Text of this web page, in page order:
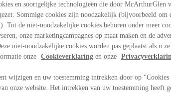
en soortgelijke technologieën die door McArthurGlen
Sommige cookies zijn noodzakelijk (bijvoorbeeld om
Tot de niet-noodzakelijke cookies behoren onder meer
onze marketingcampagnes op maat maken en de
niet-noodzakelijke cookies worden pas geplaatst als u ze
onze
Cookieverklaring en onze
wijzigen en uw toestemming intrekken door op "Cookies
onze website. Het intrekken van uw toestemming heeft